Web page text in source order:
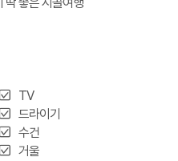
TV
드라이기
수건
거울